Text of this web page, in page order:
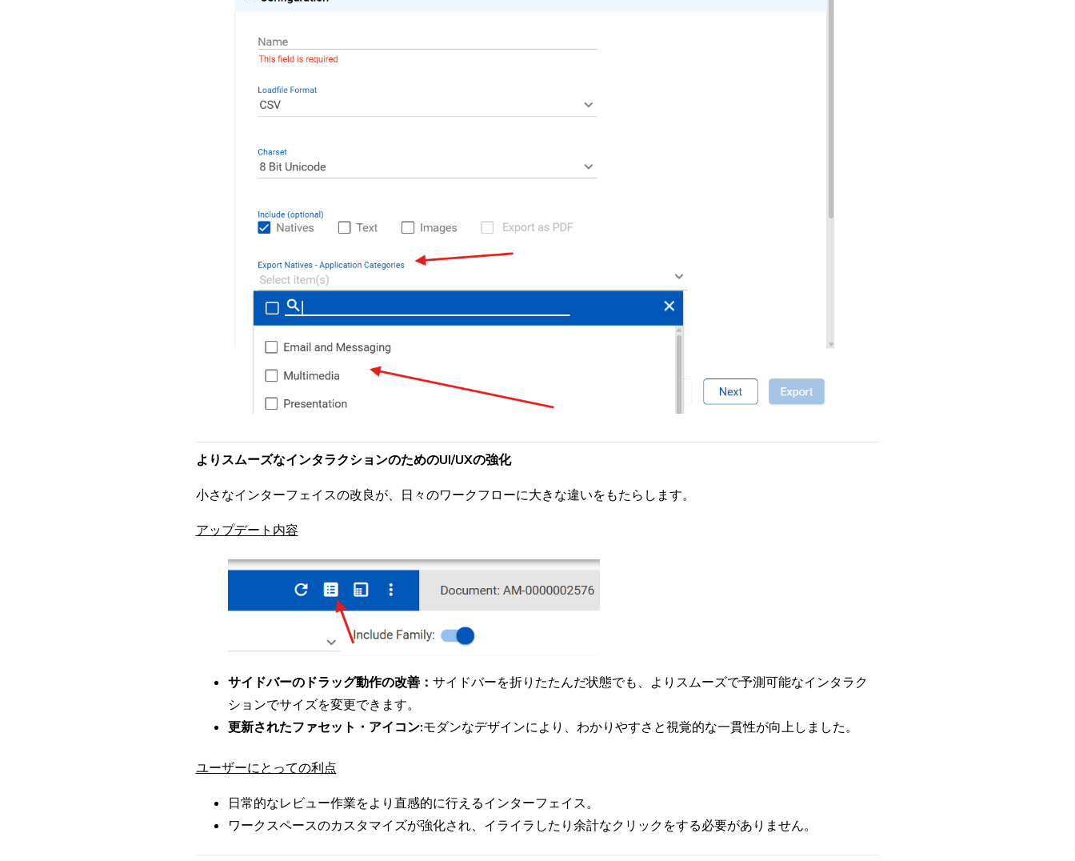
よりスムーズなインタラクションのためのUI/UXの強化
小さなインターフェイスの改良が、日々のワークフローに大きな違いをもたらします。
アップデート内容
サイドバーのドラッグ動作の改善： サイドバーを折りたたんだ状態でも、よりスムーズで予測可能なインタラク
ションでサイズを変更できます。
更新されたファセット・アイコン:モダンなデザインにより、わかりやすさと視覚的な一貫性が向上しました。
ユーザーにとっての利点
日常的なレビュー作業をより直感的に行えるインターフェイス。
ワークスペースのカスタマイズが強化され、イライラしたり余計なクリックをする必要がありません。